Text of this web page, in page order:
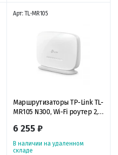
Арт: TL-MR105
Маршрутизаторы TP-Link TL-
MR105 N300, Wi-Fi роутер 2,4
6 255 ₽
В наличии на удаленном
складе